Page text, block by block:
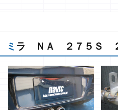
ミラ ＮＡ ２７５Ｓ